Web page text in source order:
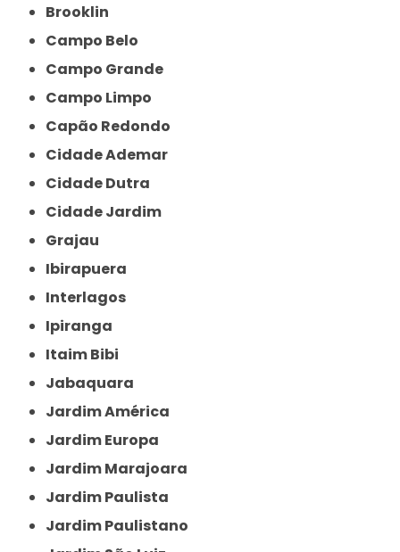
Brooklin
Campo Belo
Campo Grande
Campo Limpo
Capão Redondo
Cidade Ademar
Cidade Dutra
Cidade Jardim
Grajau
Ibirapuera
Interlagos
Ipiranga
Itaim Bibi
Jabaquara
Jardim América
Jardim Europa
Jardim Marajoara
Jardim Paulista
Jardim Paulistano